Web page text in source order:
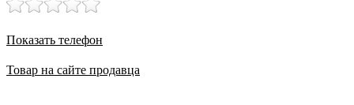
Показать телефон
Товар на сайте продавца